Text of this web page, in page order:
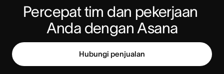
Percepat tim dan pekerjaan
Anda dengan Asana
Hubungi penjualan